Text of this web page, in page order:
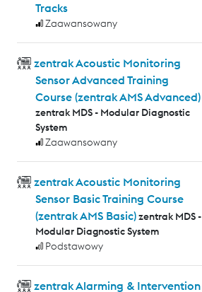
Tracks
Zaawansowany
zentrak Acoustic Monitoring
Sensor Advanced Training
Course (zentrak AMS Advanced)
zentrak MDS - Modular Diagnostic
System
Zaawansowany
zentrak Acoustic Monitoring
Sensor Basic Training Course
(zentrak AMS Basic)zentrak MDS -
Modular Diagnostic System
Podstawowy
zentrak Alarming & Intervention